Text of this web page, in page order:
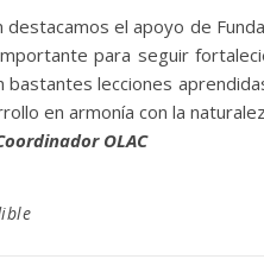
destacamos el apoyo de
para seguir
bastantes lecciones
en armonía con la
OLAC